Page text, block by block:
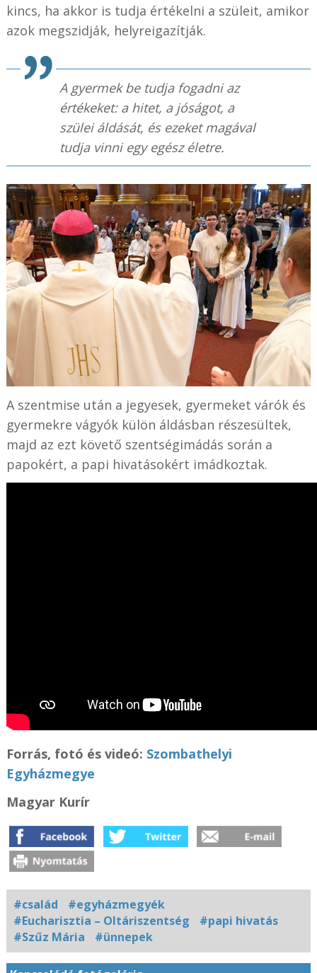
kincs, ha akkor is tudja értékelni a szüleit, amikor
azok megszidják, helyreigazítják.
A gyermek be tudja fogadni az
értékeket: a hitet, a jóságot, a
szülei áldását, és ezeket magával
tudja vinni egy egész életre.
A szentmise után a jegyesek, gyermeket várók és
gyermekre vágyók külön áldásban részesültek,
majd az ezt követő szentségimádás során a
papokért, a papi hivatásokért imádkoztak.
Forrás, fotó és videó: Szombathelyi
Egyházmegye
Magyar Kurír
#család
#egyházmegyék
#Eucharisztia – Oltáriszentség
#papi hivatás
#Szűz Mária
#ünnepek